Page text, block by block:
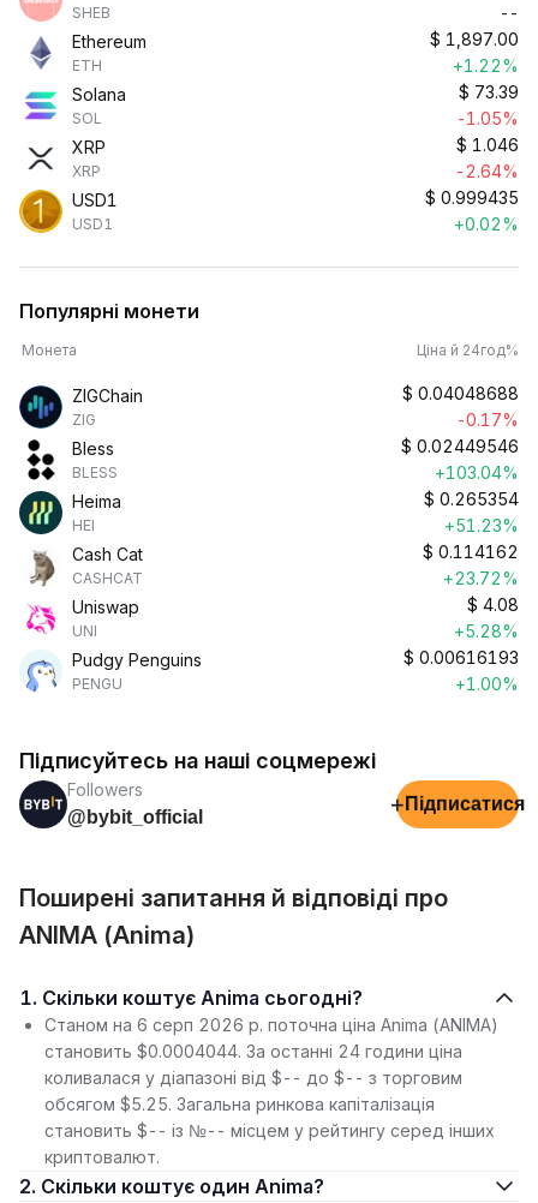
SHEB
--
Ethereum
ETH
$ 1,897.00
+1.22%
Solana
SOL
$ 73.39
-1.05%
XRP
XRP
$ 1.046
-2.64%
USD1
USD1
$ 0.999435
+0.02%
Популярні монети
Монета Ціна й 24год%
ZIGChain
ZIG
$ 0.04048688
-0.17%
Bless
BLESS
$ 0.02449546
+103.04%
Heima
HEI
$ 0.265354
+51.23%
Cash Cat
CASHCAT
$ 0.114162
+23.72%
Uniswap
UNI
$ 4.08
+5.28%
Pudgy Penguins
PENGU
$ 0.00616193
+1.00%
Підписуйтесь на наші соцмережі
Followers
@bybit_official
+ Підписатися
Поширені запитання й відповіді про
ANIMA (Anima)
1. Скільки коштує Anima сьогодні?
Станом на 6 серп 2026 р. поточна ціна Anima (ANIMA)
становить $0.0004044. За останні 24 години ціна
коливалася у діапазоні від $-- до $-- з торговим
обсягом $5.25. Загальна ринкова капіталізація
становить $-- із №-- місцем у рейтингу серед інших
криптовалют.
2. Скільки коштує один Anima?